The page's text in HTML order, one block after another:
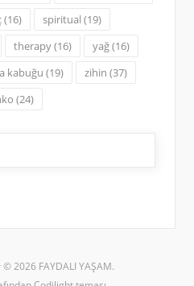
(16) spiritual (19)
therapy(16) yağ(16)
kabuğu (19) zihin (37)
(24)
© 2026 FAYDALI YAŞAM.